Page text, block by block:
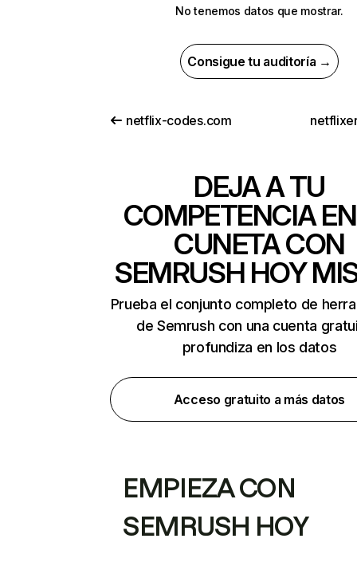
No tenemos datos que mostrar.
Consigue tu auditoría →
netflix-codes.com
DEJA A TU
COMPETENCIA
CUNETA CON
SEMRUSH HOY
Prueba el conjunto completo de
de Semrush con una cuenta
profundiza en los datos
Acceso gratuito a más datos
EMPIEZA CON
SEMRUSH HOY